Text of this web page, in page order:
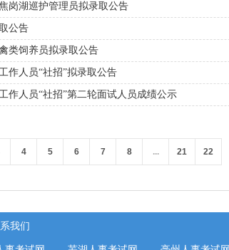
岗湖巡护管理员拟录取公告
公告
类饲养员拟录取公告
作人员“社招”拟录取公告
作人员“社招”第二轮面试人员成绩公示
4 5 6 7 8 ... 21 22
我们